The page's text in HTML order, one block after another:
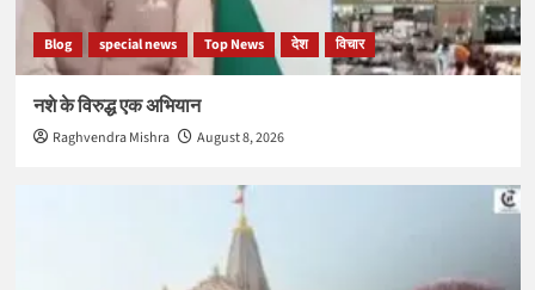
Blog special news Top News देश विचार
नशे के विरुद्ध एक अभियान
Raghvendra Mishra August 8, 2026